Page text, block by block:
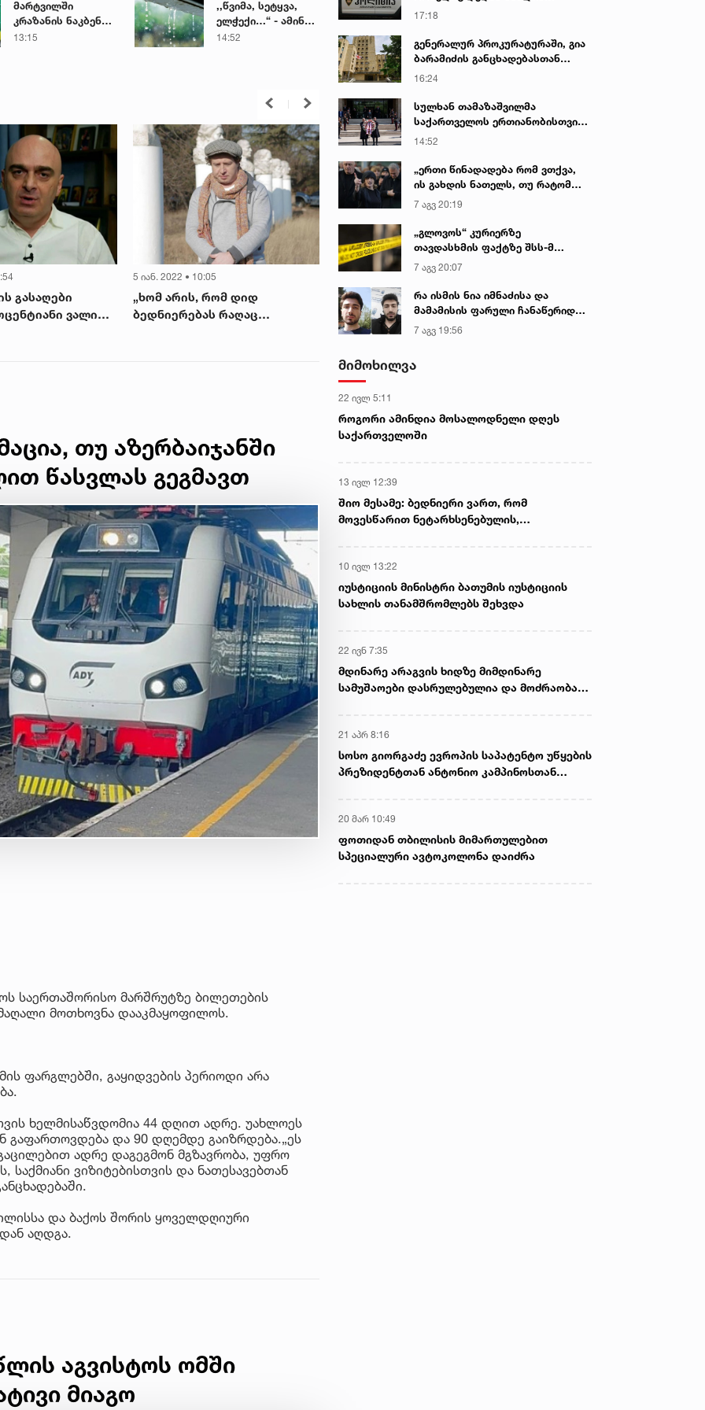
მარტვილში
კრაზანის ნაკბენით
მძიმე
13:15
,,წვიმა, სეტყვა,
ელჭექი…“ - ამინდი
უარესდება
14:52
გასაღები
ვალი
5 იან. 2022 • 10:05
„ხომ არის, რომ დიდ
ბედნიერებას რაღაც
თუ აზერბაიჯანში
წასვლას გეგმავთ
საერთაშორისო მარშრუტზე ბილეთების
მოთხოვნა დააკმაყოფილოს.
ფარგლებში, გაყიდვების პერიოდი არა
ხელმისაწვდომია 44 დღით ადრე. უახლოეს
გაფართოვდება და 90 დღემდე გაიზრდება.„ეს
ადრე დაგეგმონ მგზავრობა, უფრო
ვიზიტებისთვის და ნათესავებთან
და ბაქოს შორის ყოველდღიური
აღდგა.
აგვისტოს ომში
მიაგო
გადაწვით დაემუქრა
17:18
გენერალურ პროკურატურაში, გია
ბარამიძის განცხადებასთან
დაკავშირებით დაწყებული
ვეტერანები გამოიკითხა - რა
არის ამ დროისთვის ცნობილი
16:24
სულხან თამაზაშვილმა
საქართველოს ერთიანობისთვის
დაღუპული პოლიციელების
14:52
„ერთი წინადადება რომ ვთქვა,
ის გახდის ნათელს, თუ რატომ
იყო ნია იმნაძე წამქეზებელი...“ -
გიგა ავალიანის დედა
7 აგვ 20:19
„გლოვოს“ კურიერზე
თავდასხმის ფაქტზე შსს-მ
გამოძიება დაიწყო
7 აგვ 20:07
რა ისმის ნია იმნაძისა და
მამამისის ფარული ჩანაწერიდან
- გიგა ავალიანის მკვლელობის
საქმე
7 აგვ 19:56
მიმოხილვა
22 ივლ 5:11
როგორი ამინდია მოსალოდნელი დღეს
საქართველოში
13 ივლ 12:39
შიო მესამე: ბედნიერი ვართ, რომ
მოვესწარით ნეტარხსენებულის,
10 ივლ 13:22
იუსტიციის მინისტრი ბათუმის იუსტიციის
სახლის თანამშრომლებს შეხვდა
22 ივნ 7:35
მდინარე არაგვის ხიდზე მიმდინარე
სამუშაოები დასრულებულია და მოძრაობა
21 აპრ 8:16
სოსო გიორგაძე ევროპის საპატენტო უწყების
პრეზიდენტთან ანტონიო კამპინოსთან
20 მარ 10:49
ფოთიდან თბილისის მიმართულებით
სპეციალური ავტოკოლონა დაიძრა